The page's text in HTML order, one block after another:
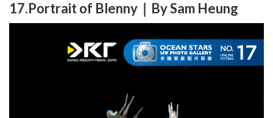
17.Portrait of Blenny｜By Sam Heung